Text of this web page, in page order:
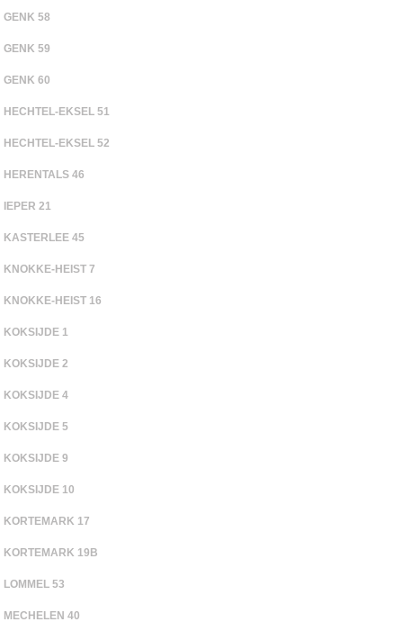
GENK 58
GENK 59
GENK 60
HECHTEL-EKSEL 51
HECHTEL-EKSEL 52
HERENTALS 46
IEPER 21
KASTERLEE 45
KNOKKE-HEIST 7
KNOKKE-HEIST 16
KOKSIJDE 1
KOKSIJDE 2
KOKSIJDE 4
KOKSIJDE 5
KOKSIJDE 9
KOKSIJDE 10
KORTEMARK 17
KORTEMARK 19B
LOMMEL 53
MECHELEN 40